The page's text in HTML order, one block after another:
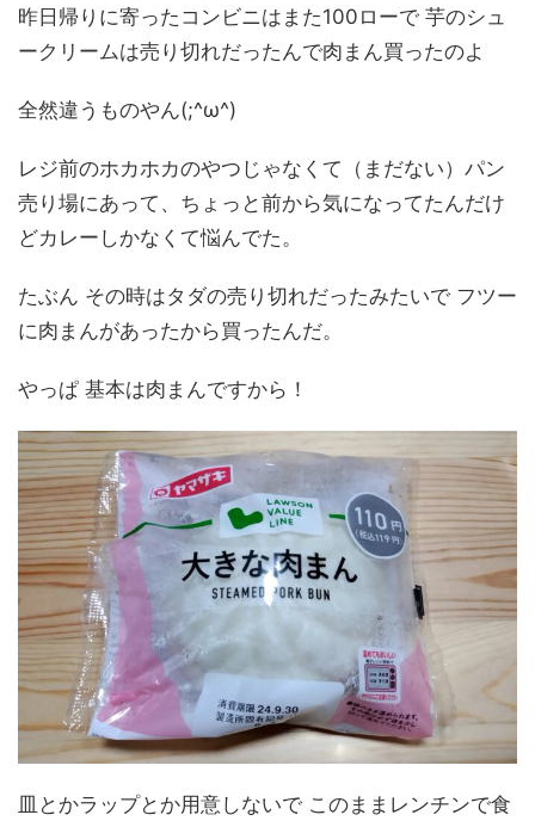
昨日帰りに寄ったコンビニはまた100ローで 芋のシュ
ークリームは売り切れだったんで肉まん買ったのよ
全然違うものやん(;^ω^)
レジ前のホカホカのやつじゃなくて（まだない）パン
売り場にあって、ちょっと前から気になってたんだけ
どカレーしかなくて悩んでた。
たぶん その時はタダの売り切れだったみたいで フツー
に肉まんがあったから買ったんだ。
やっぱ 基本は肉まんですから！
皿とかラップとか用意しないで このままレンチンで食